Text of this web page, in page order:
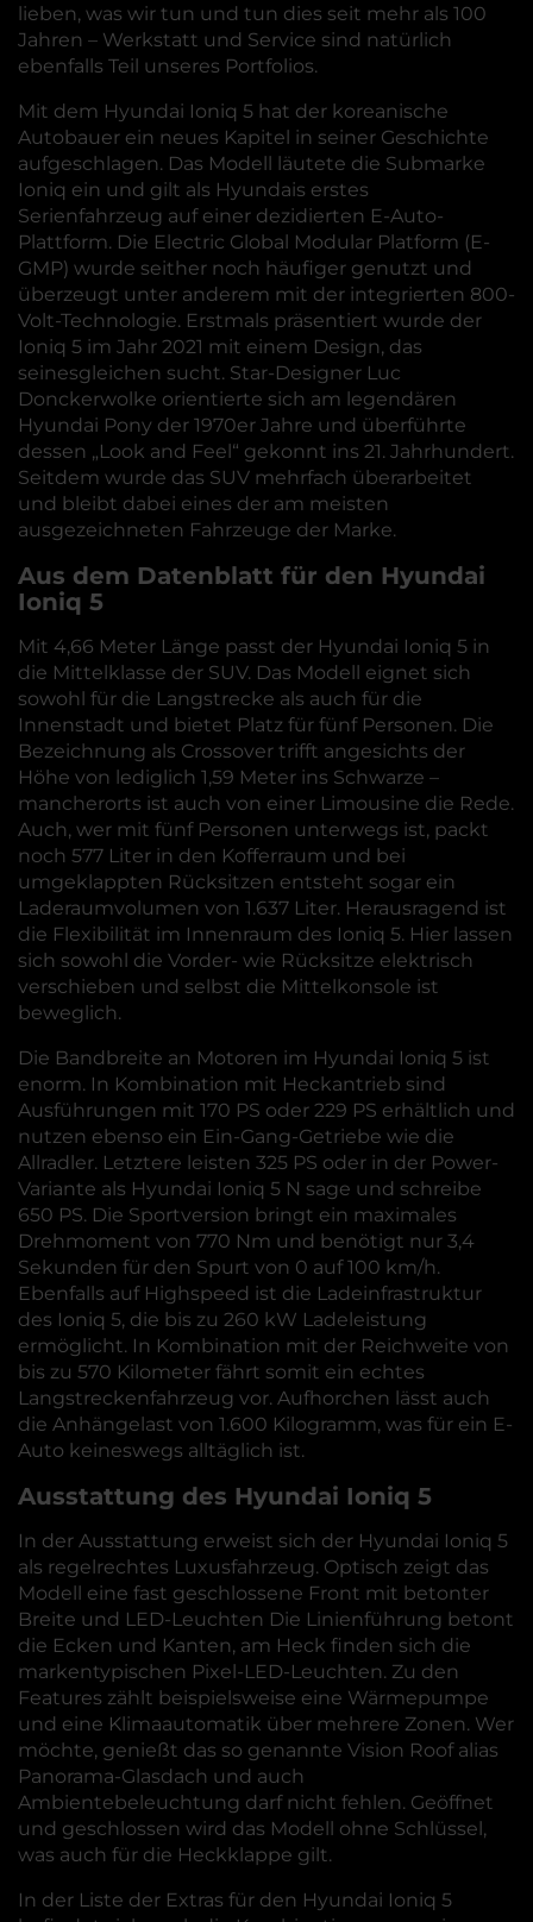
lieben, was wir tun und tun dies seit mehr als 100
Jahren – Werkstatt und Service sind natürlich
ebenfalls Teil unseres Portfolios.
Mit dem Hyundai Ioniq 5 hat der koreanische
Autobauer ein neues Kapitel in seiner Geschichte
aufgeschlagen. Das Modell läutete die Submarke
Ioniq ein und gilt als Hyundais erstes
Serienfahrzeug auf einer dezidierten E-Auto-
Plattform. Die Electric Global Modular Platform (E-
GMP) wurde seither noch häufiger genutzt und
überzeugt unter anderem mit der integrierten 800-
Volt-Technologie. Erstmals präsentiert wurde der
Ioniq 5 im Jahr 2021 mit einem Design, das
seinesgleichen sucht. Star-Designer Luc
Donckerwolke orientierte sich am legendären
Hyundai Pony der 1970er Jahre und überführte
dessen „Look and Feel“ gekonnt ins 21. Jahrhundert.
Seitdem wurde das SUV mehrfach überarbeitet
und bleibt dabei eines der am meisten
ausgezeichneten Fahrzeuge der Marke.
Aus dem Datenblatt für den Hyundai
Ioniq 5
Mit 4,66 Meter Länge passt der Hyundai Ioniq 5 in
die Mittelklasse der SUV. Das Modell eignet sich
sowohl für die Langstrecke als auch für die
Innenstadt und bietet Platz für fünf Personen. Die
Bezeichnung als Crossover trifft angesichts der
Höhe von lediglich 1,59 Meter ins Schwarze –
mancherorts ist auch von einer Limousine die Rede.
Auch, wer mit fünf Personen unterwegs ist, packt
noch 577 Liter in den Kofferraum und bei
umgeklappten Rücksitzen entsteht sogar ein
Laderaumvolumen von 1.637 Liter. Herausragend ist
die Flexibilität im Innenraum des Ioniq 5. Hier lassen
sich sowohl die Vorder- wie Rücksitze elektrisch
verschieben und selbst die Mittelkonsole ist
beweglich.
Die Bandbreite an Motoren im Hyundai Ioniq 5 ist
enorm. In Kombination mit Heckantrieb sind
Ausführungen mit 170 PS oder 229 PS erhältlich und
nutzen ebenso ein Ein-Gang-Getriebe wie die
Allradler. Letztere leisten 325 PS oder in der Power-
Variante als Hyundai Ioniq 5 N sage und schreibe
650 PS. Die Sportversion bringt ein maximales
Drehmoment von 770 Nm und benötigt nur 3,4
Sekunden für den Spurt von 0 auf 100 km/h.
Ebenfalls auf Highspeed ist die Ladeinfrastruktur
des Ioniq 5, die bis zu 260 kW Ladeleistung
ermöglicht. In Kombination mit der Reichweite von
bis zu 570 Kilometer fährt somit ein echtes
Langstreckenfahrzeug vor. Aufhorchen lässt auch
die Anhängelast von 1.600 Kilogramm, was für ein E-
Auto keineswegs alltäglich ist.
Ausstattung des Hyundai Ioniq 5
In der Ausstattung erweist sich der Hyundai Ioniq 5
als regelrechtes Luxusfahrzeug. Optisch zeigt das
Modell eine fast geschlossene Front mit betonter
Breite und LED-Leuchten Die Linienführung betont
die Ecken und Kanten, am Heck finden sich die
markentypischen Pixel-LED-Leuchten. Zu den
Features zählt beispielsweise eine Wärmepumpe
und eine Klimaautomatik über mehrere Zonen. Wer
möchte, genießt das so genannte Vision Roof alias
Panorama-Glasdach und auch
Ambientebeleuchtung darf nicht fehlen. Geöffnet
und geschlossen wird das Modell ohne Schlüssel,
was auch für die Heckklappe gilt.
In der Liste der Extras für den Hyundai Ioniq 5